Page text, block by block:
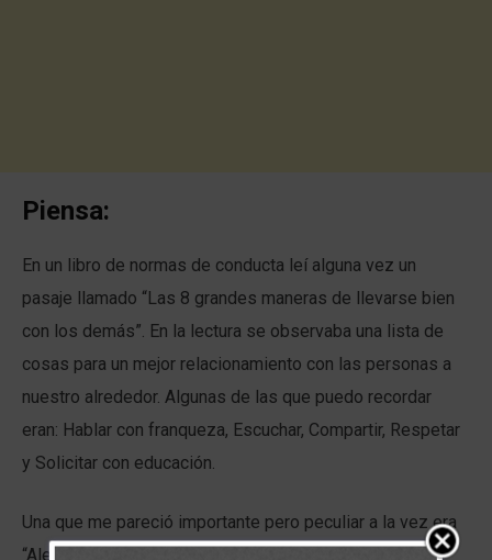
Piensa:
En un libro de normas de conducta leí alguna vez un
pasaje llamado “Las 8 grandes maneras de llevarse bien
con los demás”. En la lectura se observaba una lista de
cosas para un mejor relacionamiento con las personas a
nuestro alrededor. Algunas de las que puedo recordar
eran: Hablar con franqueza, Escuchar, Compartir, Respetar
y Solicitar con educación.
Una que me pareció importante pero peculiar a la vez era
“Alejarse”. Me parecía contradictorio para una buena